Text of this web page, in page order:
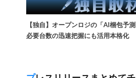
【独自】オープンロジの「AI梱包予
必要台数の迅速把握にも活用本格化